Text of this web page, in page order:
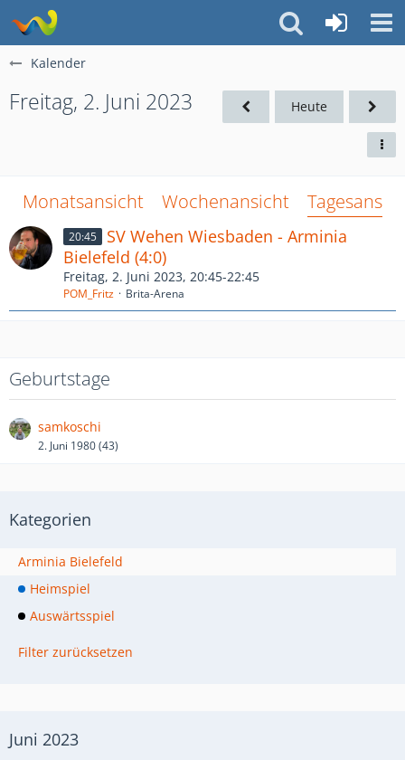
Kalender
Freitag, 2. Juni 2023 Heute
Monatsansicht Wochenansicht
20:45
SV Wehen Wiesbaden - Arminia
Bielefeld (4:0)
Freitag, 2. Juni 2023, 20:45-22:45
POM_Fritz Brita-Arena
Geburtstage
samkoschi
2. Juni 1980 (43)
Kategorien
Arminia Bielefeld
Heimspiel
Auswärtsspiel
Filter zurücksetzen
Juni 2023